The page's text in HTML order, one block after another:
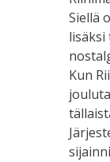
Siellä
Kun